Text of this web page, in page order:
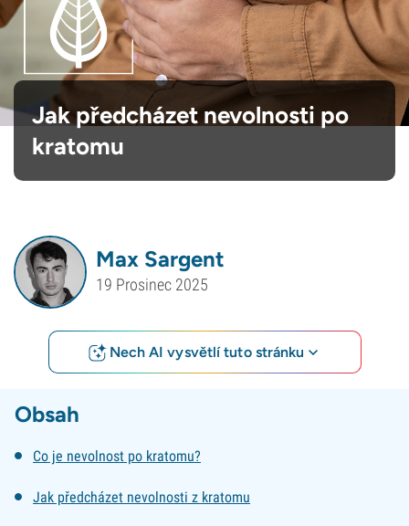
Jak předcházet nevolnosti po
kratomu
Max Sargent
19 Prosinec 2025
Nech AI vysvětlí tuto stránku
Obsah
Co je nevolnost po kratomu?
Jak předcházet nevolnosti z kratomu